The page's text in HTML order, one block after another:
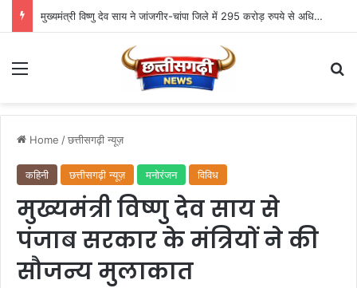
मुख्यमंत्री विष्णु देव साय ने जांजगीर-चांपा जिले में 295 करोड़ रुपये से अधिक के 341 विकास कार्यों का किया लोकार्पण एवं भूमिपूजन
Menu
Home /छत्तीसगढ़ी न्यूज़
कहिनी छत्तीसगढ़ी न्यूज़ मनोरंजन विविध
मुख्यमंत्री विष्णु देव साय से
पंजाब सरकार के मंत्रियों ने की
सौजन्य मुलाकात